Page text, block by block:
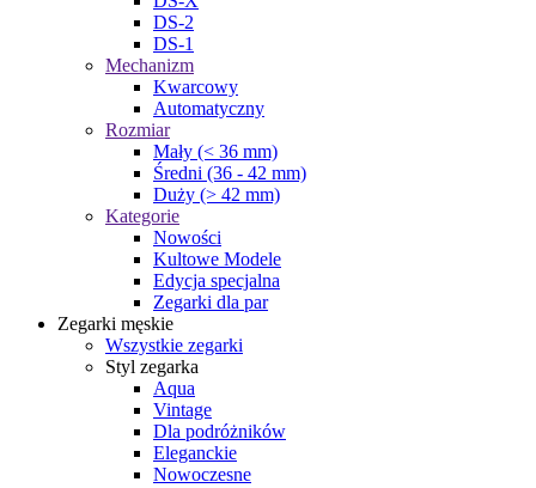
DS-2
DS-1
Mechanizm
Kwarcowy
Automatyczny
Rozmiar
Mały (< 36 mm)
Średni (36 - 42 mm)
Duży (> 42 mm)
Kategorie
Nowości
Kultowe Modele
Edycja specjalna
Zegarki dla par
Zegarki męskie
Wszystkie zegarki
Styl zegarka
Aqua
Vintage
Dla podróżników
Eleganckie
Nowoczesne